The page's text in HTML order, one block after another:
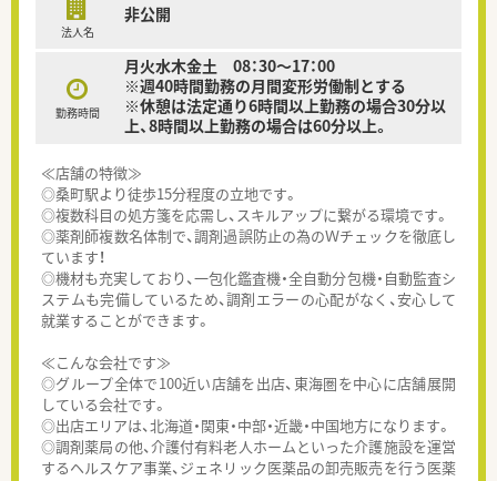
法人名
非公開
勤務時間
月火水木金土 08：30～17：00
※週40時間勤務の月間変形労働制とする
※休憩は法定通り6時間以上勤務の場合30分以
上、8時間以上勤務の場合は60分以上。
≪店舗の特徴≫
◎桑町駅より徒歩15分程度の立地です。
◎複数科目の処方箋を応需し、スキルアップに繋がる環境です。
◎薬剤師複数名体制で、調剤過誤防止の為のＷチェックを徹底し
ています！
◎機材も充実しており、一包化鑑査機・全自動分包機・自動監査シ
ステムも完備しているため、調剤エラーの心配がなく、安心して
就業することができます。
≪こんな会社です≫
◎グループ全体で100近い店舗を出店、東海圏を中心に店舗展開
している会社です。
◎出店エリアは、北海道・関東・中部・近畿・中国地方になります。
◎調剤薬局の他、介護付有料老人ホームといった介護施設を運営
するヘルスケア事業、ジェネリック医薬品の卸売販売を行う医薬